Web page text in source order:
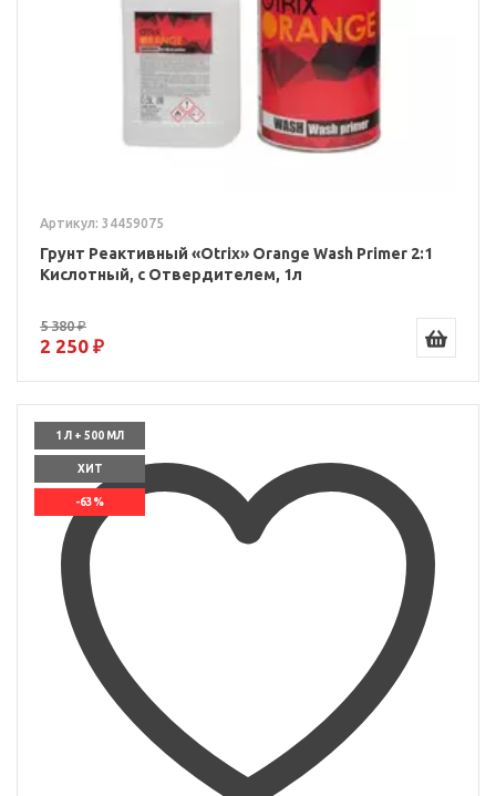
Артикул: 34459075
Грунт Реактивный «Otrix» Orange Wash Primer 2:1
Кислотный, с Отвердителем, 1л
5 380 ₽
2 250 ₽
1 Л + 500 МЛ
ХИТ
-63%